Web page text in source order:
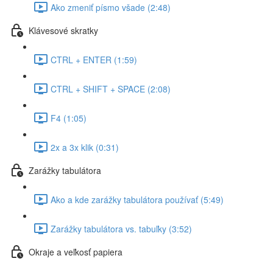
Ako zmeniť písmo všade (2:48)
Klávesové skratky
CTRL + ENTER (1:59)
CTRL + SHIFT + SPACE (2:08)
F4 (1:05)
2x a 3x klik (0:31)
Zarážky tabulátora
Ako a kde zarážky tabulátora používať (5:49)
Zarážky tabulátora vs. tabuľky (3:52)
Okraje a veľkosť papiera